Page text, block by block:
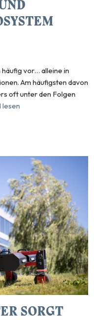
vor… alleine in
Am häufigsten davon
oft unter den Folgen
lesen
SORGT